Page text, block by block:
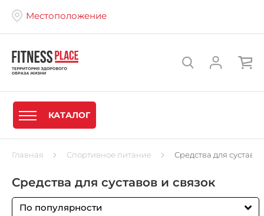
Местоположение
КАТАЛОГ
Главная Спортивное питание Средства для
Средства для суставов и связок
По популярности